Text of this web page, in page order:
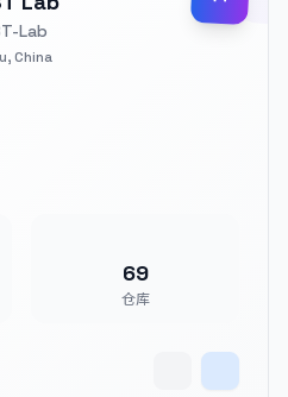
Lab
China
69
仓库